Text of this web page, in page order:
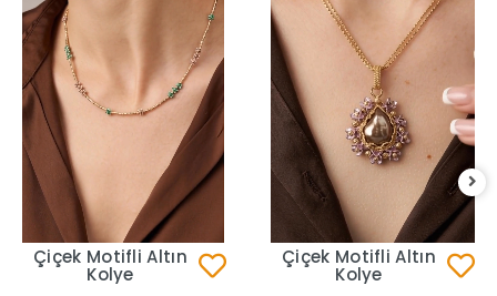
Çiçek Motifli Altın
Kolye
Çiçek Motifli Altın
Kolye